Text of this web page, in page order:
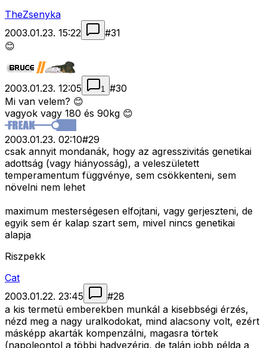
TheZsenyka
2003.01.23. 15:22
#31
😊
2003.01.23. 12:05 1 #30
Mi van velem? 😊
vagyok vagy 180 és 90kg 😊
2003.01.23. 02:10#29
csak annyit mondanák, hogy az agresszivitás genetikai
adottság (vagy hiányosság), a veleszületett
temperamentum függvénye, sem csökkenteni, sem
növelni nem lehet
maximum mesterségesen elfojtani, vagy gerjeszteni, de
egyik sem ér kalap szart sem, mivel nincs genetikai
alapja
Riszpekk
Cat
2003.01.22. 23:45
#28
a kis termetü emberekben munkál a kisebbségi érzés,
nézd meg a nagy uralkodokat, mind alacsony volt, ezért
másképp akarták kompenzálni, magasra törtek
(napoleontol a többi hadvezérig, de talán jobb példa a